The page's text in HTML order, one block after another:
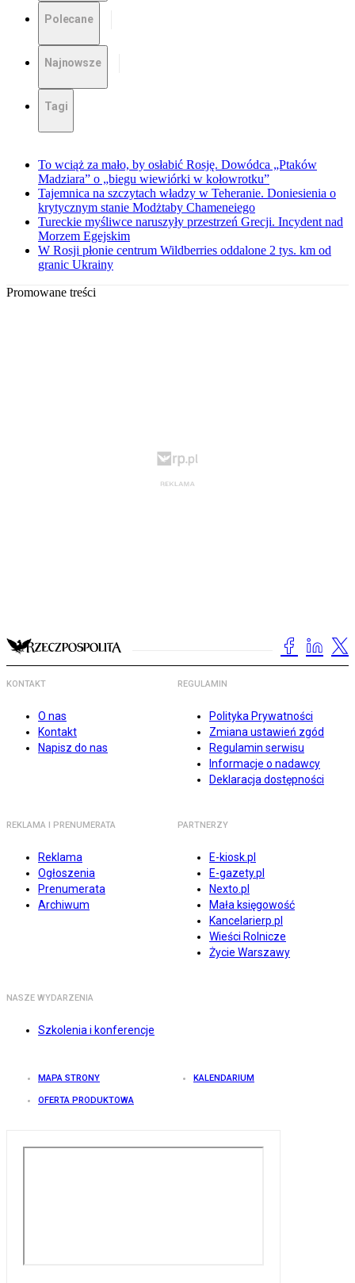
Polecane
Najnowsze
Tagi
To wciąż za mało, by osłabić Rosję. Dowódca „Ptaków
Madziara” o „biegu wiewiórki w kołowrotku”
Tajemnica na szczytach władzy w Teheranie. Doniesienia o
krytycznym stanie Modżtaby Chameneiego
Tureckie myśliwce naruszyły przestrzeń Grecji. Incydent nad
Morzem Egejskim
W Rosji płonie centrum Wildberries oddalone 2 tys. km od
granic Ukrainy
Promowane treści
KONTAKT
O nas
Kontakt
Napisz do nas
REGULAMIN
Polityka Prywatności
Zmiana ustawień zgód
Regulamin serwisu
Informacje o nadawcy
Deklaracja dostępności
REKLAMA I PRENUMERATA
Reklama
Ogłoszenia
Prenumerata
Archiwum
PARTNERZY
E-kiosk.pl
E-gazety.pl
Nexto.pl
Mała księgowość
Kancelarierp.pl
Wieści Rolnicze
Życie Warszawy
NASZE WYDARZENIA
Szkolenia i konferencje
MAPA STRONY KALENDARIUM
OFERTA PRODUKTOWA